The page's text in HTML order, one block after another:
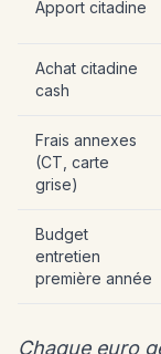
Apport citadine
Achat citadine
cash
Frais annexes
(CT, carte
grise)
Budget
entretien
première année
Chaque euro